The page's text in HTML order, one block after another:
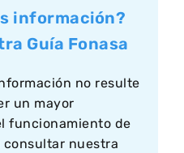
información?
Guía Fonasa
no resulte
un mayor
funcionamiento de
consultar nuestra